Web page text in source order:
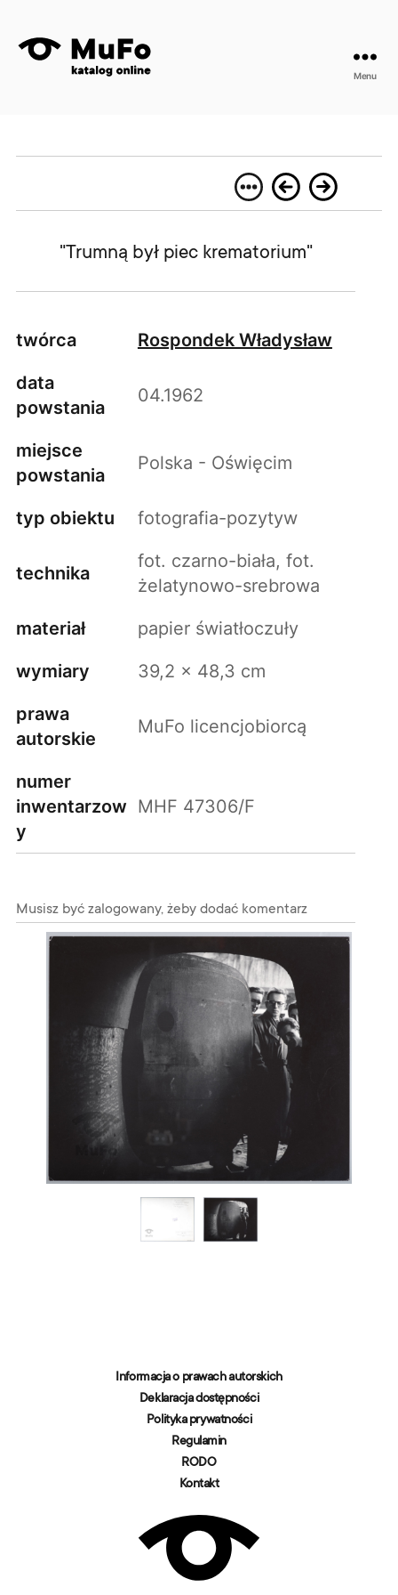
Menu
"Trumną był piec krematorium"
twórca
Rospondek Władysław
data
powstania
04.1962
miejsce
powstania
Polska - Oświęcim
typ obiektu fotografia-pozytyw
technika
fot. czarno-biała, fot.
żelatynowo-srebrowa
materiał
papier światłoczuły
wymiary
39,2 x 48,3 cm
prawa
autorskie
MuFo licencjobiorcą
numer
inwentarzow
y
MHF 47306/F
Musisz być zalogowany, żeby dodać komentarz
Informacja o prawach autorskich
Deklaracja dostępności
Polityka prywatności
Regulamin
RODO
Kontakt